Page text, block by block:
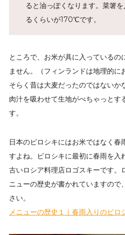
ると油っぽくなります。菜箸
るくらいが170℃です。
ところで、お米が具に入っている
ません。（フィンランドは地理的に
そらく昔は大麦だったのではないか
肉汁を吸わせて生地がべちゃっとす
す。
日本のピロシキにはお米ではなく
すよね。ピロシキに最初に春雨を入
古いロシア料理店ロゴスキーです。
ニューの歴史が書かれていますので
さい。
メニューの歴史１｜春雨入りのピロ